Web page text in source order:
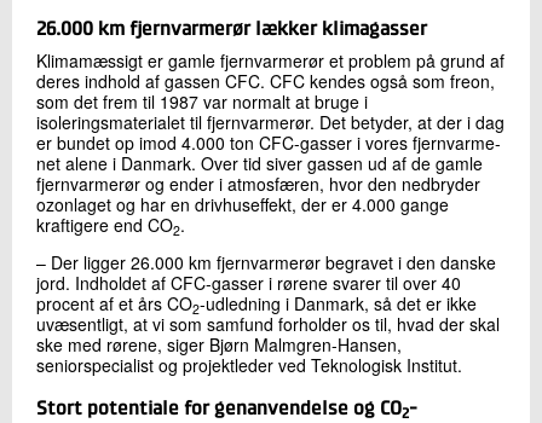
26.000 km fjernvarmerør lækker klimagasser
Klimamæssigt er gamle fjernvarmerør et problem på grund af
deres indhold af gassen CFC. CFC kendes også som freon,
som det frem til 1987 var normalt at bruge i
isoleringsmaterialet til fjernvarmerør. Det betyder, at der i dag
er bundet op imod 4.000 ton CFC-gasser i vores fjernvarme-
net alene i Danmark. Over tid siver gassen ud af de gamle
fjernvarmerør og ender i atmosfæren, hvor den nedbryder
ozonlaget og har en drivhuseffekt, der er 4.000 gange
kraftigere end CO2.
– Der ligger 26.000 km fjernvarmerør begravet i den danske
jord. Indholdet af CFC-gasser i rørene svarer til over 40
procent af et års CO2-udledning i Danmark, så det er ikke
uvæsentligt, at vi som samfund forholder os til, hvad der skal
ske med rørene, siger Bjørn Malmgren-Hansen,
seniorspecialist og projektleder ved Teknologisk Institut.
Stort potentiale for genanvendelse og CO2-